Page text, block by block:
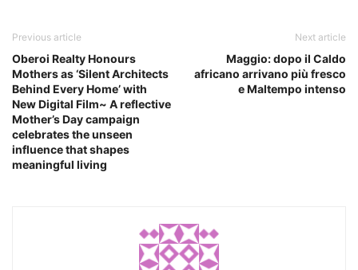
Previous article
Oberoi Realty Honours
Mothers as ‘Silent Architects
Behind Every Home’ with
New Digital Film~ A reflective
Mother’s Day campaign
celebrates the unseen
influence that shapes
meaningful living
Next article
Maggio: dopo il Caldo
africano arrivano più fresco
e Maltempo intenso